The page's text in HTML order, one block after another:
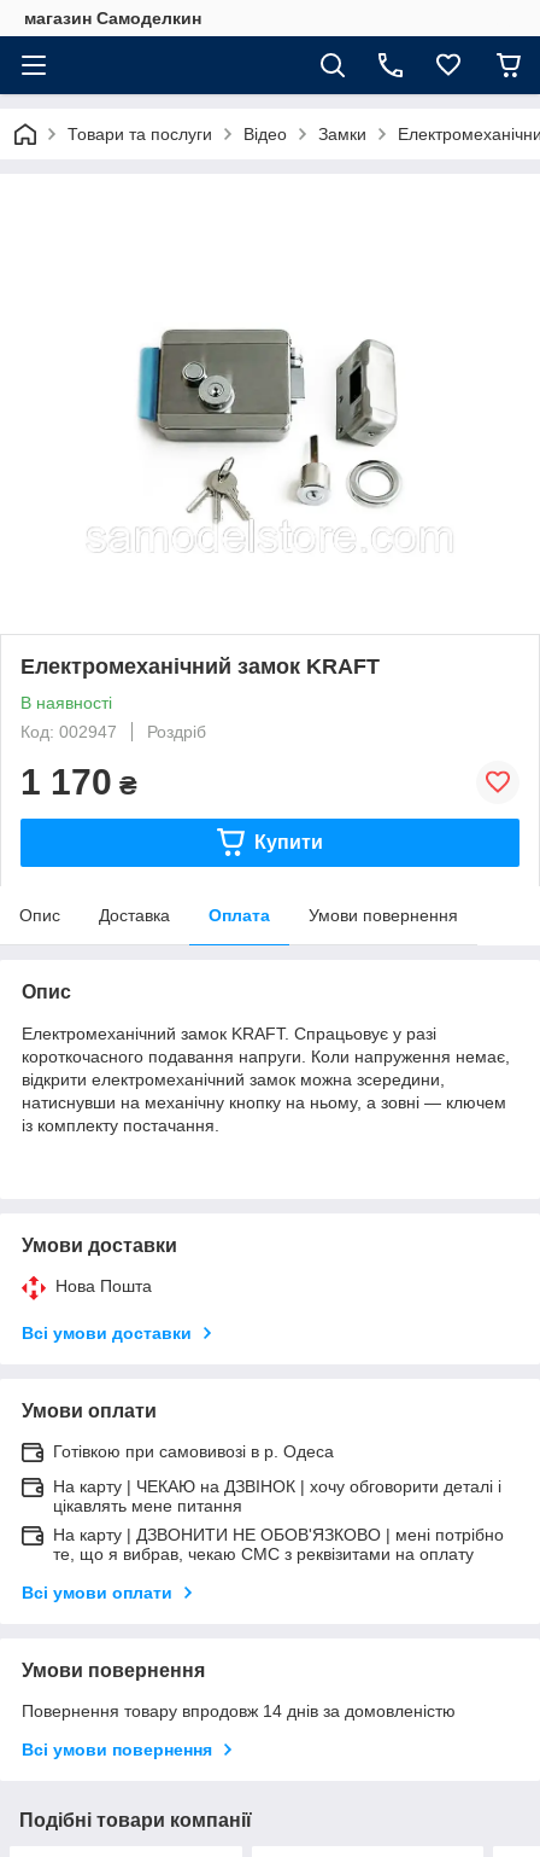
магазин Самоделкин
Товари та послуги Відео Замки
Електромеханічний замок KRAFT
В наявності
Код: 002947
Роздріб
1 170 ₴
Купити
Опис Доставка Оплата Умови повернення
Опис
Електромеханічний замок KRAFT. Спрацьовує у разі
короткочасного подавання напруги. Коли напруження немає,
відкрити електромеханічний замок можна зсередини,
натиснувши на механічну кнопку на ньому, а зовні — ключем
із комплекту постачання.
Умови доставки
Нова Пошта
Всі умови доставки
Умови оплати
Готівкою при самовивозі в р. Одеса
На карту | ЧЕКАЮ на ДЗВІНОК | хочу обговорити деталі і
цікавлять мене питання
На карту | ДЗВОНИТИ НЕ ОБОВ'ЯЗКОВО | мені потрібно
те, що я вибрав, чекаю СМС з реквізитами на оплату
Всі умови оплати
Умови повернення
Повернення товару впродовж 14 днів за домовленістю
Всі умови повернення
Подібні товари компанії